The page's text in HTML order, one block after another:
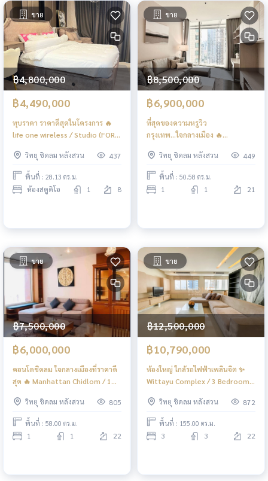
ขาย
฿4,800,000
฿4,490,000
ทุบราคา ราคาดีสุดในโครงการ 🔥
life one wireless / Studio (FOR
(ขาย) DO729
วิทยุ ชิดลม หลังสวน 437
พื้นที่ : 28.13 ตร.ม.
ห้องสตูดิโอ 1 8
ขาย
฿8,500,000
฿6,900,000
ที่สุดของความหรูวิว
กรุงเทพ...ใจกลางเมือง 🔥
Boulevard / 1 Bedroom (FOR
SALE), แมกโนเลียส์ ราชดำริ บูเลอ
วาร์ด / 1 ห้องนอน (ขาย) DO730
วิทยุ ชิดลม หลังสวน 449
พื้นที่ : 50.58 ตร.ม.
1 1 21
ขาย
฿7,500,000
฿6,000,000
คอนโดชิดลม ใจกลางเมืองที่ราคาดี
สุด 🔥 Manhattan Chidlom / 1
ชิดลม / 1 ห้องนอน (ขาย) DO470
วิทยุ ชิดลม หลังสวน 805
พื้นที่ : 58.00 ตร.ม.
1 1 22
ขาย
฿12,500,000
฿10,790,000
ห้องใหญ่ ใกล้รถไฟฟ้าเพลินจิต ✨
Wittayu Complex / 3 Bedrooms
ห้องนอน (ขาย) DO349
วิทยุ ชิดลม หลังสวน 872
พื้นที่ : 155.00 ตร.ม.
3 3 22